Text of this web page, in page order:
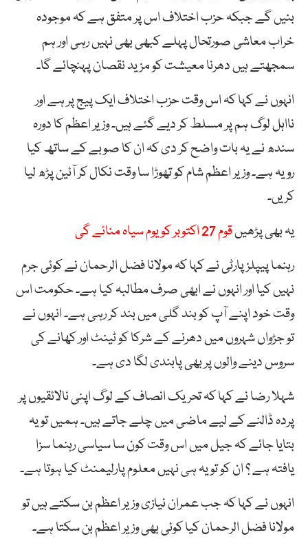
بنیں گے جبکہ حزب اختلاف اس پر متفق ہے کہ موجودہ
خراب معاشی صورتحال پہلے کبھی بھی نہیں رہی اور ہم
سمجھتے ہیں دھرنا معیشت کو مزید نقصان پہنچائے گا۔
انہوں نے کہا کہ اس وقت حزب اختلاف ایک پیج پر ہے اور
نااہل لوگ ہم پر مسلط کر دیے گئے ہیں۔ وزیر اعظم کا دورہ
سندھ نے یہ بات واضح کر دی کہ ان کا صوبے کے ساتھ کیا
رویہ ہے۔ وزیر اعظم شام کو تھوڑا سا وقت نکال کر آئین پڑھ لیا
کریں۔
یہ بھی پڑھیںقوم 27 اکتوبر کو یوم سیاہ منائے گی
رہنما پیپلز پارٹی نے کہا کہ مولانا فضل الرحمان نے کوئی جرم
نہیں کیا اور انہوں نے ابھی صرف مطالبہ کیا ہے۔ حکومت اس
وقت خود اپنے آپ کو بند گلی میں بند کر رہی ہے۔ انہوں نے
تو جڑواں شہروں میں دھرنے کے شرکا کو ٹینٹ اور کھانے کی
سروس دینے والوں پر بھی پابندی لگا دی ہے۔
شہلا رضا نے کہا کہ تحریک انصاف کے لوگ اپنی نالائقیوں پر
پردہ ڈالنے کے لیے ماضی میں چلے جاتے ہیں۔ ہمیں تو یہ
بتایا جائے کہ جیل میں اس وقت کون سا سیاسی رہنما سزا
یافتہ ہے ؟ ان کو تو یہ ہی نہیں معلوم پارلیمنٹ کیا ہوتا ہے۔
انہوں نے کہا کہ جب عمران نیازی وزیر اعظم بن سکتے ہیں تو
مولانا فضل الرحمان کیا کوئی بھی وزیر اعظم بن سکتا ہے۔